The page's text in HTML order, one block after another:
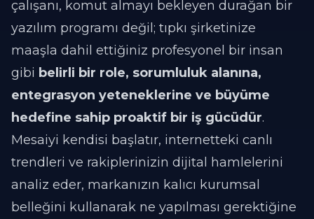
çalışanı, komut almayı bekleyen durağan bir
yazılım programı değil; tıpkı şirketinize
maaşla dahil ettiğiniz profesyonel bir insan
gibi belirli bir role, sorumluluk alanına,
entegrasyon yeteneklerine ve büyüme
hedefine sahip proaktif bir iş gücüdür.
Mesaiyi kendisi başlatır, internetteki canlı
trendleri ve rakiplerinizin dijital hamlelerini
analiz eder, markanızın kalıcı kurumsal
belleğini kullanarak ne yapılması gerektiğine